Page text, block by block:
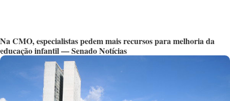
Na CMO, especialistas pedem mais recursos para melhoria da
educação infantil — Senado Notícias